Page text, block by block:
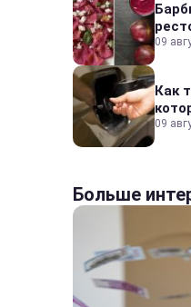
09
Как
09
Больше